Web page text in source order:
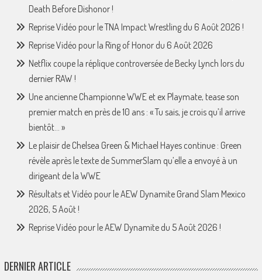
Death Before Dishonor !
Reprise Vidéo pour le TNA Impact Wrestling du 6 Août 2026 !
Reprise Vidéo pour la Ring of Honor du 6 Août 2026
Netflix coupe la réplique controversée de Becky Lynch lors du
dernier RAW !
Une ancienne Championne WWE et ex Playmate, tease son
premier match en près de 10 ans : « Tu sais, je crois qu’il arrive
bientôt… »
Le plaisir de Chelsea Green & Michael Hayes continue : Green
révèle après le texte de SummerSlam qu’elle a envoyé à un
dirigeant de la WWE
Résultats et Vidéo pour le AEW Dynamite Grand Slam Mexico
2026, 5 Août !
Reprise Vidéo pour le AEW Dynamite du 5 Août 2026 !
DERNIER ARTICLE